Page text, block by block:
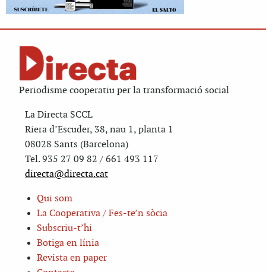
Periodisme cooperatiu per la transformació social
La Directa SCCL
Riera d’Escuder, 38, nau 1, planta 1
08028 Sants (Barcelona)
Tel. 935 27 09 82 / 661 493 117
directa@directa.cat
Qui som
La Cooperativa / Fes-te’n sòcia
Subscriu-t’hi
Botiga en línia
Revista en paper